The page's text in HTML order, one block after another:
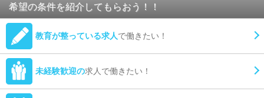
希望の条件を紹介してもらおう！！
教育が整っている求人で働きたい！
未経験歓迎の求人で働きたい！